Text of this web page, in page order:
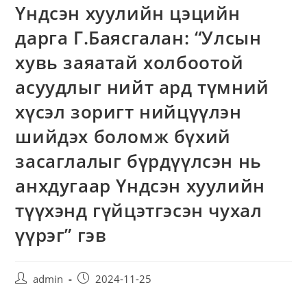
Үндсэн хуулийн цэцийн
дарга Г.Баясгалан: “Улсын
хувь заяатай холбоотой
асуудлыг нийт ард түмний
хүсэл зоригт нийцүүлэн
шийдэх боломж бүхий
засаглалыг бүрдүүлсэн нь
анхдугаар Үндсэн хуулийн
түүхэнд гүйцэтгэсэн чухал
үүрэг” гэв
admin 2024-11-25